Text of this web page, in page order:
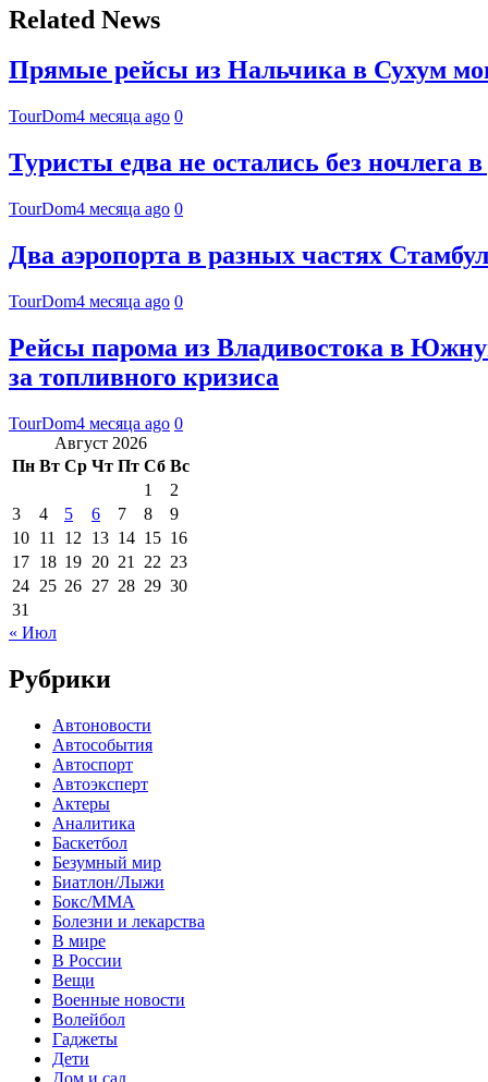
Related News
Прямые рейсы из Нальчика в Сухум
TourDom4 месяца ago 0
Туристы едва не остались без ночлега
TourDom4 месяца ago 0
Два аэропорта в разных частях
TourDom4 месяца ago 0
Рейсы парома из Владивостока в
за топливного кризиса
TourDom4 месяца ago 0
Август 2026
Пн Вт Ср Чт Пт Сб Вс
1
2
3
4 5 6 7 8
9
10 11 12 13 14 15 16
17 18 19 20 21 22 23
24 25 26 27 28 29 30
31
« Июл
Рубрики
Автоновости
Автособытия
Автоспорт
Автоэксперт
Актеры
Аналитика
Баскетбол
Безумный мир
Биатлон/Лыжи
Бокс/MMA
Болезни и лекарства
В мире
В России
Вещи
Военные новости
Волейбол
Гаджеты
Дети
Дом и сад